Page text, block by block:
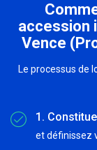
accession
Vence
Le processus de
1.
et définissez